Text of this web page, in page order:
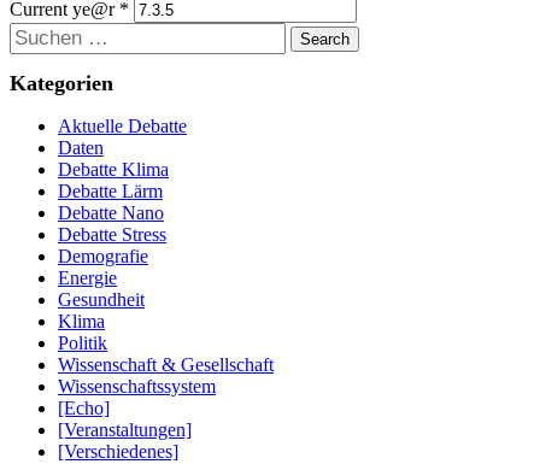
Current ye@r *
Suchen
Kategorien
Aktuelle Debatte
Daten
Debatte Klima
Debatte Lärm
Debatte Nano
Debatte Stress
Demografie
Energie
Gesundheit
Klima
Politik
Wissenschaft & Gesellschaft
Wissenschaftssystem
[Echo]
[Veranstaltungen]
[Verschiedenes]